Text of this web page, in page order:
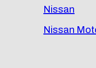
Nissan
Nissan